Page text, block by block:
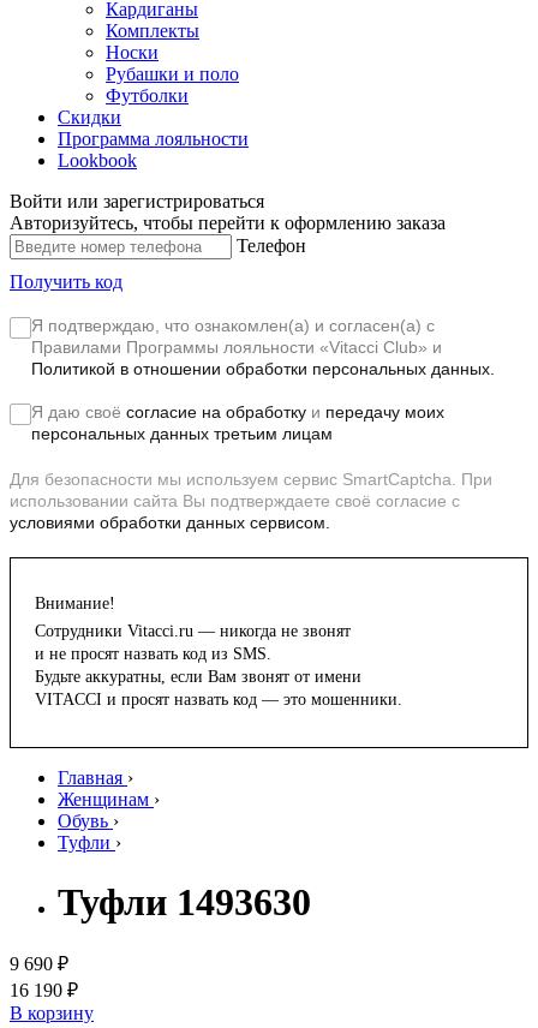
Кардиганы
Комплекты
Носки
Рубашки и поло
Футболки
Скидки
Программа лояльности
Lookbook
Войти или зарегистрироваться
Авторизуйтесь, чтобы перейти к оформлению заказа
Телефон
Получить код
Я подтверждаю, что ознакомлен(а) и согласен(а) с
Правилами Программы лояльности «Vitacci Club» и
Политикой в отношении обработки персональных данных.
Я даю своё согласие на обработку и передачу моих
персональных данных третьим лицам
Для безопасности мы используем сервис SmartCaptcha. При
использовании сайта Вы подтверждаете своё согласие с
условиями обработки данных сервисом.
Внимание!
Сотрудники Vitacci.ru — никогда не звонят
и не просят назвать код из SMS.
Будьте аккуратны, если Вам звонят от имени
VITACCI и просят назвать код — это мошенники.
Главная ›
Женщинам ›
Обувь ›
Туфли ›
Туфли 1493630
9 690 ₽
16 190 ₽
В корзину